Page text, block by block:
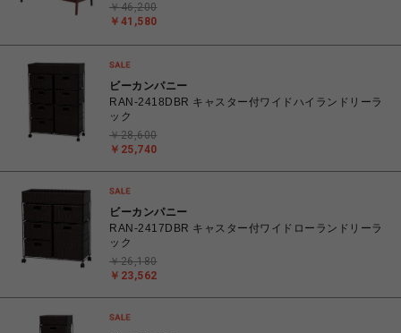
￥41,580
￥46,200
ビーカンパニー
RAN-2418DBR キャスター付ワイドハイランドリーラ
ック
￥25,740
￥28,600
ビーカンパニー
RAN-2417DBR キャスター付ワイドローランドリーラ
ック
￥23,562
￥26,180